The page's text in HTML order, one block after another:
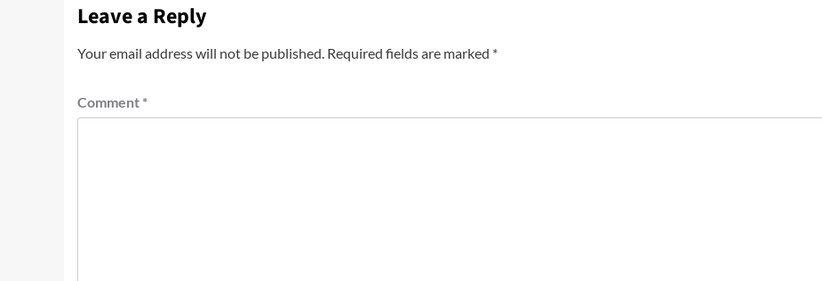
Leave a Reply
Your email address will not be published. Required fields are marked *
Comment *